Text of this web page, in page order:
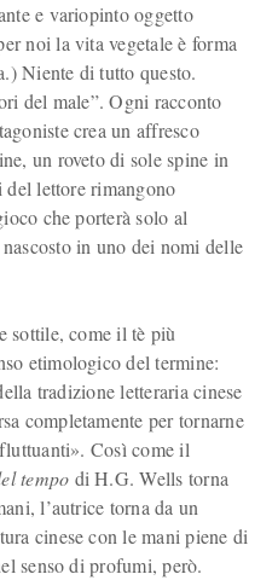
e variopinto oggetto
noi la vita vegetale è forma
Niente di tutto questo.
del male”. Ogni racconto
crea un affresco
un roveto di sole spine in
del lettore rimangono
che porterà solo al
in uno dei nomi delle
sottile, come il tè più
etimologico del termine:
tradizione letteraria cinese
completamente per tornarne
Così come il
tempo di H.G. Wells torna
l’autrice torna da un
cinese con le mani piene di
senso di profumi, però.